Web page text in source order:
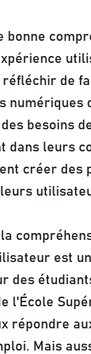
bonne
de
numériques
besoins
dans leurs
créer des
est
des
l'École
répondre
Mais